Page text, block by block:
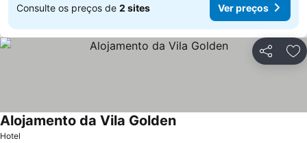
Consulte os preços de 2 sites Ver preços
Partilhar
Hotel
Alojamento da Vila Golden